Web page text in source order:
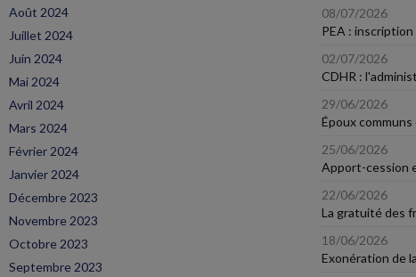
Août 2024
Juillet 2024
Juin 2024
Mai 2024
Avril 2024
Mars 2024
Février 2024
Janvier 2024
Décembre 2023
Novembre 2023
Octobre 2023
Septembre 2023
08/07/2026
PEA :
02/07/2026
CDHR :
29/06/2026
Époux
25/06/2026
Apport-cession
22/06/2026
La gratuité des
18/06/2026
Exonération de